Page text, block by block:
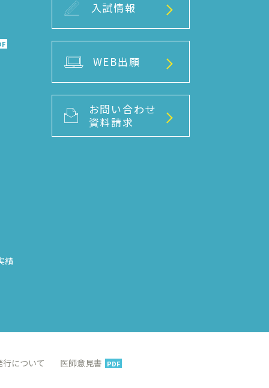
績
入試情報
WEB出願
お問い合わせ
資料請求
について 医師意見書 PDF